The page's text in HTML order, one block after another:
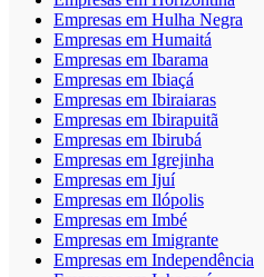
Empresas em Hulha Negra
Empresas em Humaitá
Empresas em Ibarama
Empresas em Ibiaçá
Empresas em Ibiraiaras
Empresas em Ibirapuitã
Empresas em Ibirubá
Empresas em Igrejinha
Empresas em Ijuí
Empresas em Ilópolis
Empresas em Imbé
Empresas em Imigrante
Empresas em Independência